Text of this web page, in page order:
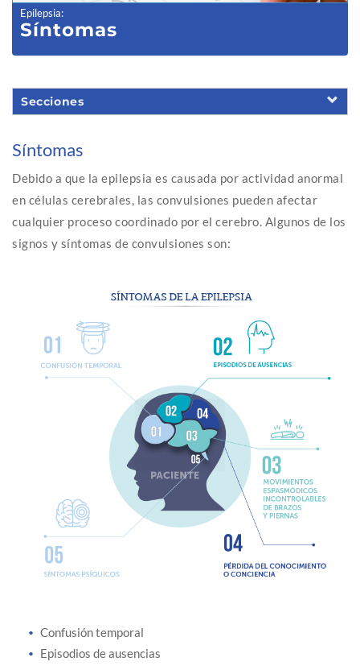
Epilepsia:
Síntomas
Secciones
Síntomas
Debido a que la epilepsia es causada por actividad anormal
en células cerebrales, las convulsiones pueden afectar
cualquier proceso coordinado por el cerebro. Algunos de los
signos y síntomas de convulsiones son:
Confusión temporal
Episodios de ausencias